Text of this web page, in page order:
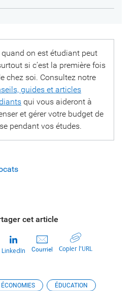
quand on est étudiant peut
si c’est la première fois
chez soi. Consultez notre
guides et articles
qui vous aideront à
et gérer votre budget de
pendant vos études.
cet article
LinkedIn Courriel Copier l’URL
ÉCONOMIES ÉDUCATION